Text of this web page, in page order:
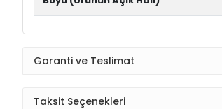
Garanti ve Teslimat
Taksit Seçenekleri